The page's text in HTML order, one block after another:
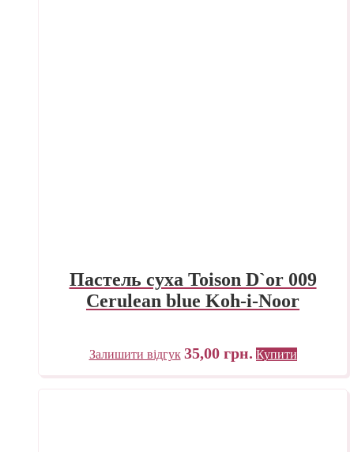
Пастель суха Toison D`or 009
Cerulean blue Koh-i-Noor
Залишити відгук 35,00 грн. Купити